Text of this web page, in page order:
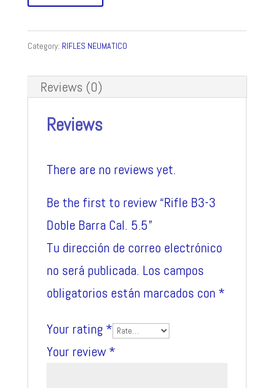
Barra
5.5
Category: RIFLES NEUMATICO
Reviews (0)
Reviews
There are no reviews yet.
Be the first to review “Rifle B3-3
Doble Barra Cal. 5.5”
Tu dirección de correo electrónico
no será publicada. Los campos
obligatorios están marcados con *
Your rating *
Your review *